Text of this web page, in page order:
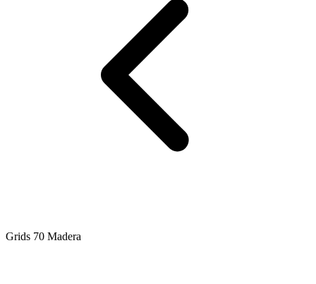
Grids 70 Madera